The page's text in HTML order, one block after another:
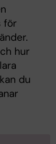
för
hur
du